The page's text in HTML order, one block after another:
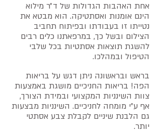
אחת האהבות הגדולות של ד״ר מילוא
הינם אומנות ואסתטיקה. הוא מבטא את
נטייתו זו בעבודתו ובפיתוח תחביב
הצילום ובשל כך, במרפאתנו כלים רבים
להשגת תוצאות אסתטיות בכל שלבי
הטיפול ובמהלכו.
בראש ובראשונה ניתן דגש על בריאות
הפה! בריאות החניכיים מושגת באמצעות
צוות השינניות המקצועי ובמידת הצורך,
אף ע״י מומחה לחניכיים. השינניות מבצעות
גם הלבנת שיניים לקבלת צבע אסתטי
יותר.